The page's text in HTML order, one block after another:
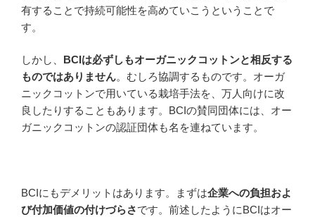
有することで持続可能性を高めていこうということで
す。
しかし、 BCIは必ずしもオーガニックコットンと相反する
ものではありません。むしろ協調するものです。オーガ
ニックコットンで用いている栽培手法を、万人向けに改
良したりすることもあります。BCIの賛同団体には、オー
ガニックコットンの認証団体も名を連ねています。
BCIにもデメリットはあります。まずは企業への負担およ
び付加価値の付けづらさです。前述したようにBCIはオー